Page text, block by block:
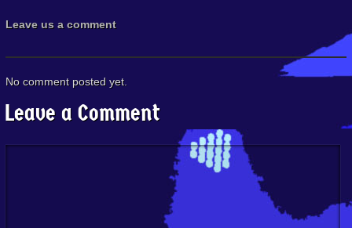
Leave us a comment
No comment posted yet.
Leave a Comment